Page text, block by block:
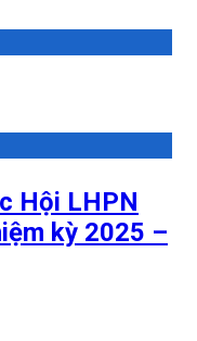
Hội LHPN
kỳ 2025 –